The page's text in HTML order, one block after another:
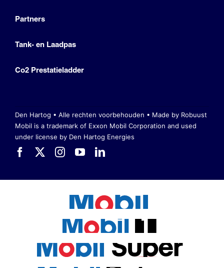
Partners
Tank- en Laadpas
Co2 Prestatieladder
Den Hartog • Alle rechten voorbehouden • Made by Robuust
Mobil is a trademark of Exxon Mobil Corporation and used
under license by Den Hartog Energies